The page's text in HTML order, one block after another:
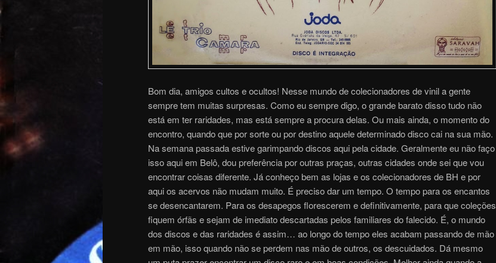
Bom dia, amigos cultos e ocultos! Nesse mundo de colecionadores de vinil a gente
sempre tem muitas surpresas. Como eu sempre digo, o grande barato disso tudo não
está em ter raridades, mas está sempre a procura delas. Ou mais ainda, o momento do
encontro, quando que por sorte ou por destino aquele determinado disco cai na sua mão.
Na semana passada estive garimpando discos aqui pela cidade. Geralmente eu não faço
isso aqui em Belô, dou preferência por outras praças, outras cidades onde sei que vou
encontrar coisas diferente. Já conheço bem as lojas e os colecionadores de BH e por
aqui os acervos não mudam muito. É preciso dar um tempo. O tempo para os encantos
se desencantarem. Para os desapegos florescerem e definitivamente, para que coleções
fiquem órfãs e sejam de imediato descartadas pelos familiares do falecido. É, o mundo
dos discos e das raridades é assim… ao longo do tempo eles acabam passando de mão
em mão, isso quando não se perdem nas mão de outros, os descuidados. Dá mesmo